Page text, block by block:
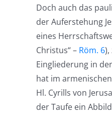
Doch auch das
der Auferstehung
eines
Christus“ – Röm. 6
Eingliederung in
hat im
Hl. Cyrills von
der Taufe ein